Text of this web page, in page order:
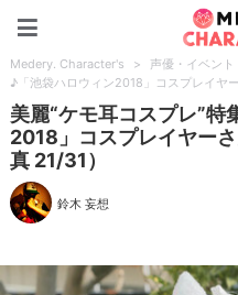
Medery. Character's > 声優・イベント
♪「池袋ハロウィン2018」コスプレイヤ
美麗“ケモ耳コスプレ”特
2018」コスプレイヤー
真 21/31）
鈴木 妄想